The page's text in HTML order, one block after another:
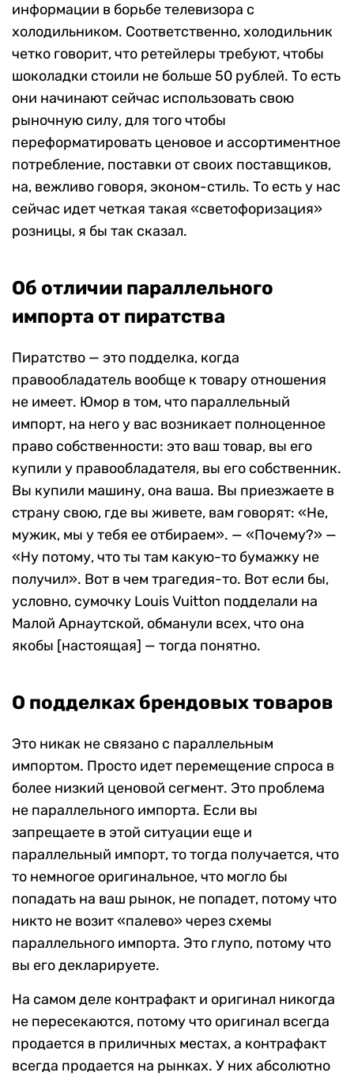
информации в борьбе телевизора с
холодильником. Соответственно, холодильник
четко говорит, что ретейлеры требуют, чтобы
шоколадки стоили не больше 50 рублей. То есть
они начинают сейчас использовать свою
рыночную силу, для того чтобы
переформатировать ценовое и ассортиментное
потребление, поставки от своих поставщиков,
на, вежливо говоря, эконом-стиль. То есть у нас
сейчас идет четкая такая «светофоризация»
розницы, я бы так сказал.
Об отличии параллельного
импорта от пиратства
Пиратство — это подделка, когда
правообладатель вообще к товару отношения
не имеет. Юмор в том, что параллельный
импорт, на него у вас возникает полноценное
право собственности: это ваш товар, вы его
купили у правообладателя, вы его собственник.
Вы купили машину, она ваша. Вы приезжаете в
страну свою, где вы живете, вам говорят: «Не,
мужик, мы у тебя ее отбираем». — «Почему?» —
«Ну потому, что ты там какую-то бумажку не
получил». Вот в чем трагедия-то. Вот если бы,
условно, сумочку Louis Vuitton подделали на
Малой Арнаутской, обманули всех, что она
якобы [настоящая] — тогда понятно.
О подделках брендовых товаров
Это никак не связано с параллельным
импортом. Просто идет перемещение спроса в
более низкий ценовой сегмент. Это проблема
не параллельного импорта. Если вы
запрещаете в этой ситуации еще и
параллельный импорт, то тогда получается, что
то немногое оригинальное, что могло бы
попадать на ваш рынок, не попадет, потому что
никто не возит «палево» через схемы
параллельного импорта. Это глупо, потому что
вы его декларируете.
На самом деле контрафакт и оригинал никогда
не пересекаются, потому что оригинал всегда
продается в приличных местах, а контрафакт
всегда продается на рынках. У них абсолютно